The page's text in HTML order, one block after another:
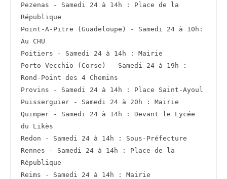
Pezenas - Samedi 24 à 14h : Place de la
République
Point-A-Pitre (Guadeloupe) - Samedi 24 à 10h:
Au CHU
Poitiers - Samedi 24 à 14h : Mairie
Porto Vecchio (Corse) - Samedi 24 à 19h :
Rond-Point des 4 Chemins
Provins - Samedi 24 à 14h : Place Saint-Ayoul
Puisserguier - Samedi 24 à 20h : Mairie
Quimper - Samedi 24 à 14h : Devant le Lycée
du Likès
Redon - Samedi 24 à 14h : Sous-Préfecture
Rennes - Samedi 24 à 14h : Place de la
République
Reims - Samedi 24 à 14h : Mairie